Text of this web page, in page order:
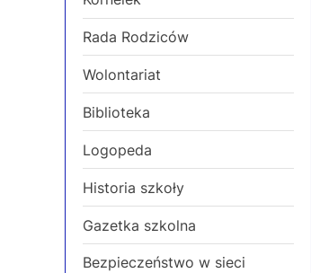
Rada Rodziców
Wolontariat
Biblioteka
Logopeda
Historia szkoły
Gazetka szkolna
Bezpieczeństwo w sieci